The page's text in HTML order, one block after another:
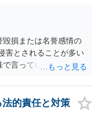
者から提供された素
物性は認められにく
に創作性が認められ
写真や文章等を制作
ではありません。 もっ
した事実を記載した
で当然に禁止できると
への無断掲載と同
損または名誉感情の
害とされることが多い
で言っている点も加味
的責任と対策